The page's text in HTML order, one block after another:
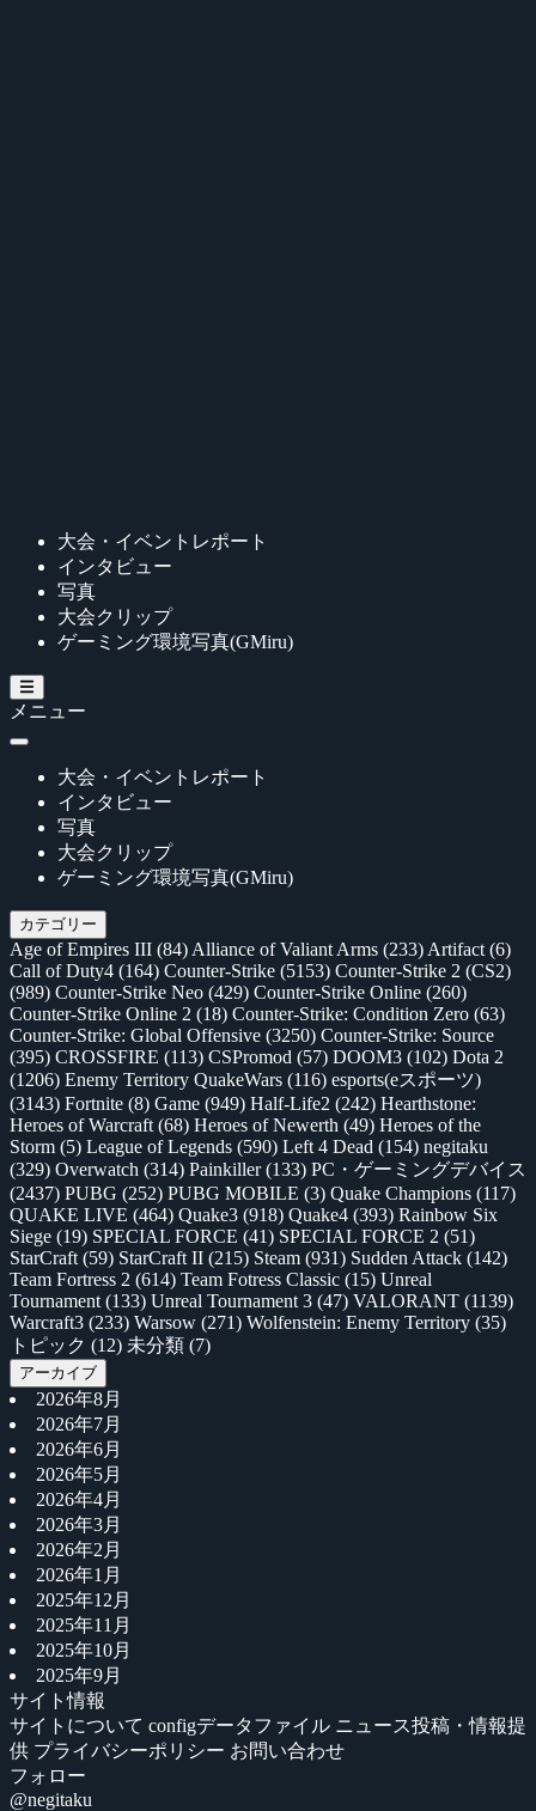
大会・イベントレポート
インタビュー
写真
大会クリップ
ゲーミング環境写真(GMiru)
メニュー
大会・イベントレポート
インタビュー
写真
大会クリップ
ゲーミング環境写真(GMiru)
カテゴリー
Age of Empires III (84) Alliance of Valiant Arms (233) Artifact (6)
Call of Duty4 (164) Counter-Strike (5153) Counter-Strike 2 (CS2)
(989) Counter-Strike Neo (429) Counter-Strike Online (260)
Counter-Strike Online 2 (18) Counter-Strike: Condition Zero (63)
Counter-Strike: Global Offensive (3250) Counter-Strike: Source
(395) CROSSFIRE (113) CSPromod (57) DOOM3 (102) Dota 2
(1206) Enemy Territory QuakeWars (116) esports(eスポーツ)
(3143) Fortnite (8) Game (949) Half-Life2 (242) Hearthstone:
Heroes of Warcraft (68) Heroes of Newerth (49) Heroes of the
Storm (5) League of Legends (590) Left 4 Dead (154) negitaku
(329) Overwatch (314) Painkiller(133) PC・ゲーミングデバイス
(2437) PUBG (252) PUBG MOBILE (3) Quake Champions (117)
QUAKE LIVE (464) Quake3 (918) Quake4 (393) Rainbow Six
Siege (19) SPECIAL FORCE (41) SPECIAL FORCE 2 (51)
StarCraft (59) StarCraft II (215) Steam (931) Sudden Attack (142)
Team Fortress 2 (614) Team Fotress Classic (15) Unreal
Tournament (133) Unreal Tournament 3 (47) VALORANT (1139)
Warcraft3 (233) Warsow (271) Wolfenstein: Enemy Territory (35)
トピック (12) 未分類 (7)
アーカイブ
2026年8月
2026年7月
2026年6月
2026年5月
2026年4月
2026年3月
2026年2月
2026年1月
2025年12月
2025年11月
2025年10月
2025年9月
サイト情報
サイトについて configデータファイル ニュース投稿・情報提
供 プライバシーポリシー お問い合わせ
フォロー
@negitaku